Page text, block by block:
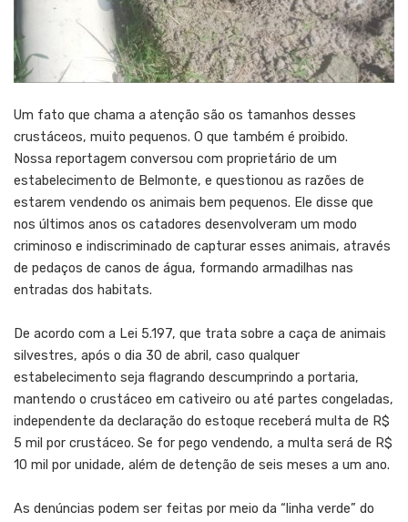
Um fato que chama a atenção são os tamanhos desses
crustáceos, muito pequenos. O que também é proibido.
Nossa reportagem conversou com proprietário de um
estabelecimento de Belmonte, e questionou as razões de
estarem vendendo os animais bem pequenos. Ele disse que
nos últimos anos os catadores desenvolveram um modo
criminoso e indiscriminado de capturar esses animais, através
de pedaços de canos de água, formando armadilhas nas
entradas dos habitats.
De acordo com a Lei 5.197, que trata sobre a caça de animais
silvestres, após o dia 30 de abril, caso qualquer
estabelecimento seja flagrando descumprindo a portaria,
mantendo o crustáceo em cativeiro ou até partes congeladas,
independente da declaração do estoque receberá multa de R$
5 mil por crustáceo. Se for pego vendendo, a multa será de R$
10 mil por unidade, além de detenção de seis meses a um ano.
As denúncias podem ser feitas por meio da “linha verde” do